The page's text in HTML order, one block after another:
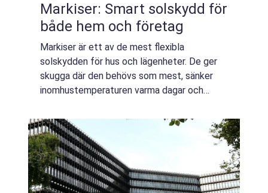
Markiser: Smart solskydd för
både hem och företag
Markiser är ett av de mest flexibla
solskydden för hus och lägenheter. De ger
skugga där den behövs som mest, sänker
inomhustemperaturen varma dagar och
skyddar de fasad, f&ou...